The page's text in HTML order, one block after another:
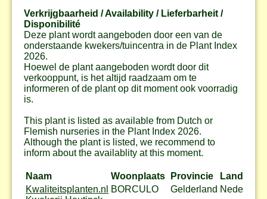
Verkrijgbaarheid / Availability / Lieferbarheit /
Disponibilité
Deze plant wordt aangeboden door een van de
onderstaande kwekers/tuincentra in de Plant Index
2026.
Hoewel de plant aangeboden wordt door dit
verkooppunt, is het altijd raadzaam om te
informeren of de plant op dit moment ook voorradig
is.
This plant is listed as available from Dutch or
Flemish nurseries in the Plant Index 2026.
Although the plant is listed, we recommend to
inform about the availablity at this moment.
Naam Woonplaats Provincie
Land
Kwaliteitsplanten.nl
BORCULO Gelderland Nederland